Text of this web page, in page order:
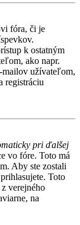
fóra, či je
k ostatným
ako napr.
mailov užívateľom,
registráciu
pri ďalšej
vo fóre. Toto má
Aby ste zostali
Toto
verejného
na